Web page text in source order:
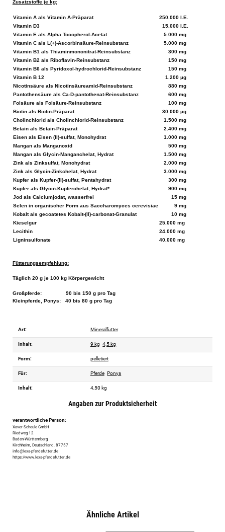
Zusatzstoffe je kg:
Vitamin A als Vitamin A-Präparat
250.000 I.E.
Vitamin D3
15.000 I.E.
Vitamin E als Alpha Tocopherol-Acetat
5.000 mg
Vitamin C als L(+)-Ascorbinsäure-Reinsubstanz
5.000 mg
Vitamin B1 als Thiaminmononitrat-Reinsubstanz
300 mg
Vitamin B2 als Riboflavin-Reinsubstanz
150 mg
Vitamin B6 als Pyridoxol-hydrochlorid-Reinsubstanz
150 mg
Vitamin B 12
1.200 µg
Nicotinsäure als Nicotinsäureamid-Reinsubstanz
880 mg
Pantothensäure als Ca-D-pantothenat-Reinsubstanz
600 mg
Folsäure als Folsäure-Reinsubstanz
100 mg
Biotin als Biotin-Präparat
30.000 µg
Cholinchlorid als Cholinchlorid-Reinsubstanz
1.500 mg
Betain als Betain-Präparat
2.400 mg
Eisen als Eisen (II)-sulfat, Monohydrat
1.000 mg
Mangan als Manganoxid
500 mg
Mangan als Glycin-Manganchelat, Hydrat
1.500 mg
Zink als Zinksulfat, Monohydrat
2.000 mg
Zink als Glycin-Zinkchelat, Hydrat
3.000 mg
Kupfer als Kupfer-(II)-sulfat, Pentahydrat
300 mg
Kupfer als Glycin-Kupferchelat, Hydrat*
900 mg
Jod als Calciumjodat, wasserfrei
15 mg
Selen in organischer Form aus Saccharomyces cerevisiae
9 mg
Kobalt als gecoatetes Kobalt-(II)-carbonat-Granulat
10 mg
Kieselgur
25.000 mg
Lecithin
24.000 mg
Ligninsulfonate
40.000 mg
Fütterungsempfehlung:
Täglich 20 g je 100 kg Körpergewicht
Großpferde: 90 bis 150 g pro Tag
Kleinpferde, Ponys: 40 bis 80 g pro Tag
Art: Mineralfutter
Inhalt: 9 kg 4,5 kg
Form: pelletiert
Für: Pferde Ponys
Inhalt: 4,50 kg
Angaben zur Produktsicherheit
verantwortliche Person:
Xaver Scheule GmbH
Riedweg 12
Baden-Württemberg
Kirchheim, Deutschland, 87757
info@lexa-pferdefutter.de
https://www.lexa-pferdefutter.de
Ähnliche Artikel